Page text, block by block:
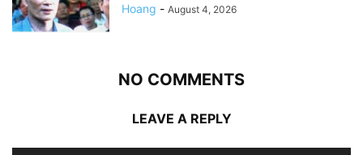
Hoang - August 4, 2026
NO COMMENTS
LEAVE A REPLY